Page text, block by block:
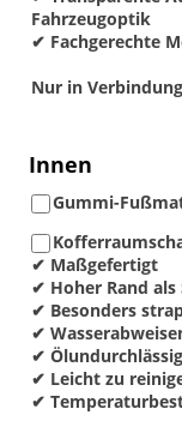
Fahrzeugoptik
✔ Fachgerechte
Nur in
Innen
Gummi-
✔ Maßgefertigt
✔ Hoher Rand als
✔ Besonders
✔
✔ Ölundurchlässig
✔ Leicht zu
✔